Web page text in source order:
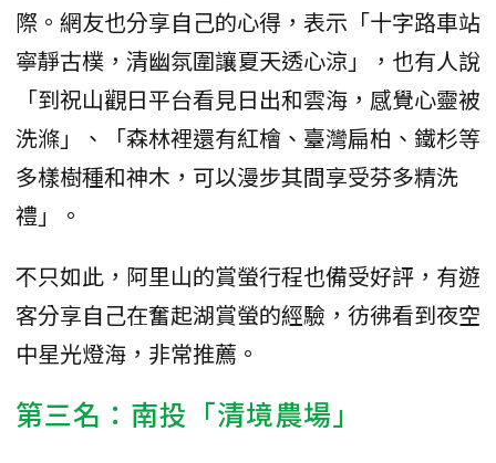
際。網友也分享自己的心得，表示「十字路車站
寧靜古樸，清幽氛圍讓夏天透心涼」，也有人說
「到祝山觀日平台看見日出和雲海，感覺心靈被
洗滌」、「森林裡還有紅檜、臺灣扁柏、鐵杉等
多樣樹種和神木，可以漫步其間享受芬多精洗
禮」。
不只如此，阿里山的賞螢行程也備受好評，有遊
客分享自己在奮起湖賞螢的經驗，彷彿看到夜空
中星光燈海，非常推薦。
第三名：南投「清境農場」